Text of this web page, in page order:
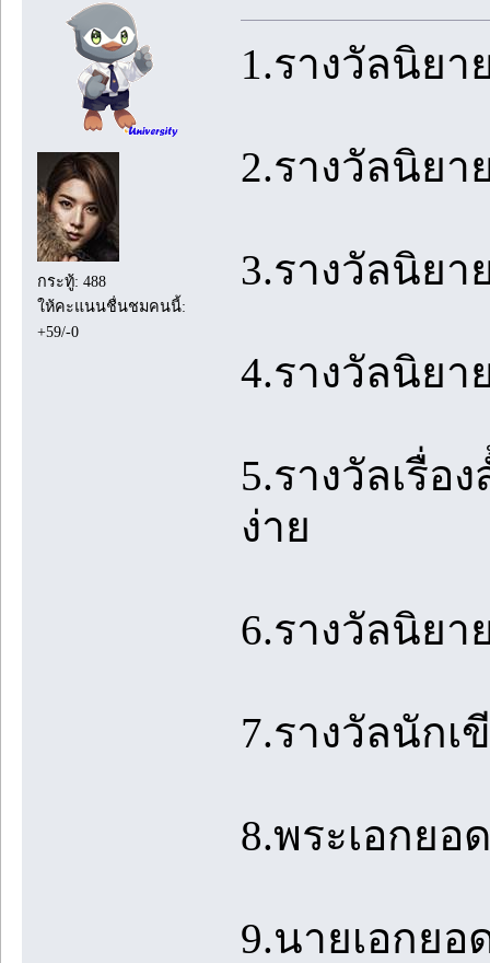
กระทู้: 488
ให้คะแนนชื่นชมคนนี้:
+59/-0
1.รางวัลนิยา
2.รางวัลนิย
3.รางวัลนิย
4.รางวัลนิย
5.รางวัลเรื่
ง่าย
6.รางวัลนิยา
7.รางวัลนักเ
8.พระเอกยอ
9.นายเอกยอ